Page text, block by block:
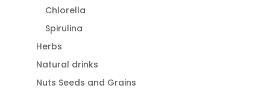
Chlorella
Spirulina
Herbs
Natural drinks
Nuts Seeds and Grains